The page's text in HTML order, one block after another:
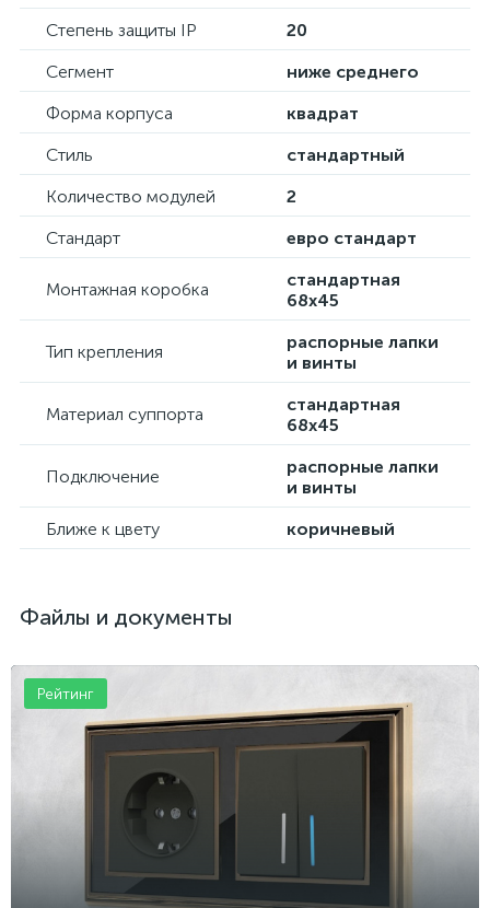
Степень защиты IP
20
Сегмент
ниже среднего
Форма корпуса
квадрат
Стиль
стандартный
Количество модулей
2
Стандарт
евро стандарт
Монтажная коробка
стандартная
68х45
Тип крепления
распорные лапки
и винты
Материал суппорта
стандартная
68х45
Подключение
распорные лапки
и винты
Ближе к цвету
коричневый
Файлы и документы
Рейтинг